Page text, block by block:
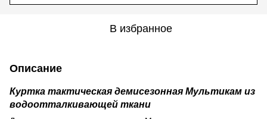
В избранное
Описание
Куртка тактическая демисезонная Мультикам из
водоотталкивающей ткани